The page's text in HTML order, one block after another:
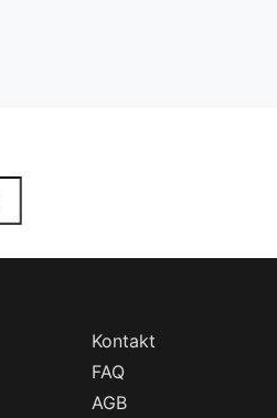
Kontakt
FAQ
AGB